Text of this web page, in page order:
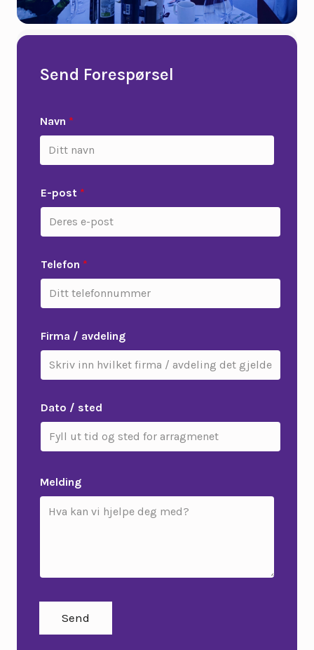
Send Forespørsel
Navn *
E-post *
Telefon *
Firma / avdeling
Dato / sted
Melding
Send